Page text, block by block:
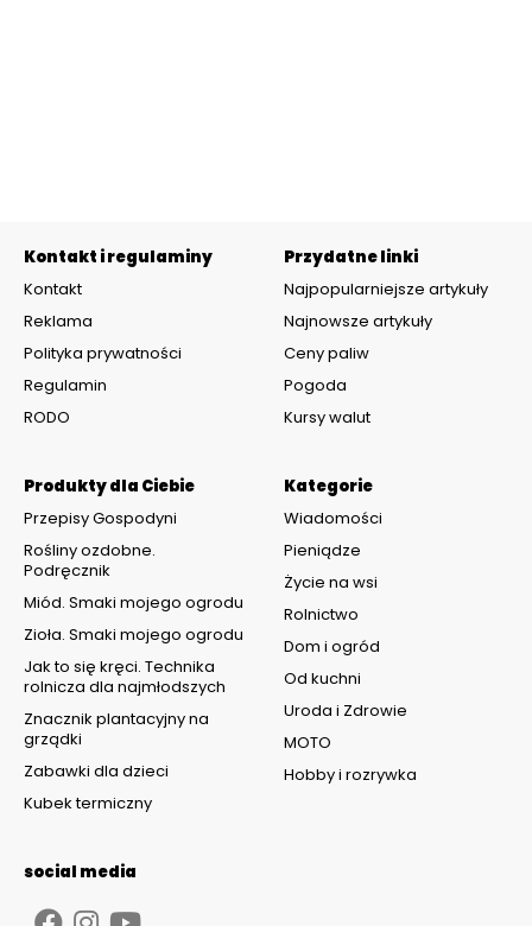
Kontakt i regulaminy
Kontakt
Reklama
Polityka prywatności
Regulamin
RODO
Kategorie
Wiadomości
Pieniądze
Życie na wsi
Rolnictwo
Dom i ogród
Od kuchni
Uroda i Zdrowie
MOTO
Hobby i rozrywka
Produkty dla Ciebie
Przepisy Gospodyni
Rośliny ozdobne.
Podręcznik
Miód. Smaki mojego ogrodu
Zioła. Smaki mojego ogrodu
Jak to się kręci. Technika
rolnicza dla najmłodszych
Znacznik plantacyjny na
grządki
Zabawki dla dzieci
Kubek termiczny
Przydatne linki
Najpopularniejsze artykuły
Najnowsze artykuły
Ceny paliw
Pogoda
Kursy walut
social media